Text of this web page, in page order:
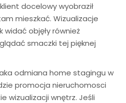
docelowy wyobraził
mieszkać. Wizualizacje
widać objęły również
smaczki tej pięknej
odmiana home stagingu w
promocja nieruchomosci
wizualizacji wnętrz. Jeśli